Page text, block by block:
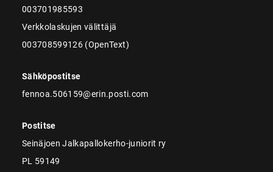
003701985593
Verkkolaskujen välittäjä
003708599126 (OpenText)
Sähköpostitse
fennoa.506159@erin.posti.com
Postitse
Seinäjoen Jalkapallokerho-juniorit ry
PL 59149